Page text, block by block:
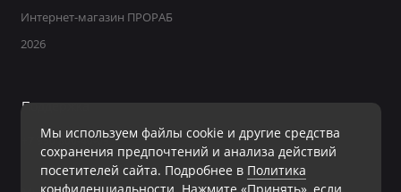
Мы используем файлы cookie и другие средства
сохранения предпочтений и анализа действий
посетителей сайта. Подробнее в Политика
Интернет-магазин ПРОРАБ
2026
Поддержка
+7 950 800-40-09
Ежедневно с 8:00 до 19:00 Без перерывов и выходных